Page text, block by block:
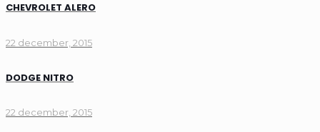
CHEVROLET ALERO
22 december, 2015
DODGE NITRO
22 december, 2015